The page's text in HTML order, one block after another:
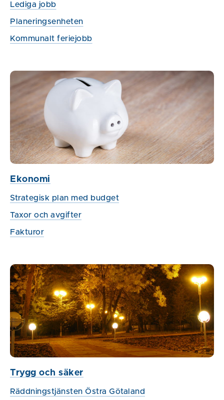
Lediga jobb
Planeringsenheten
Kommunalt feriejobb
Ekonomi
Strategisk plan med budget
Taxor och avgifter
Fakturor
Trygg och säker
Räddningstjänsten Östra Götaland